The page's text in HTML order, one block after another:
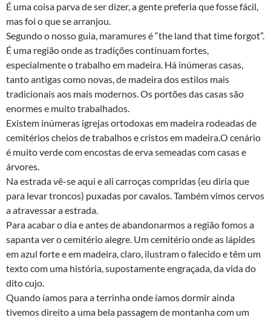
É uma coisa parva de ser dizer, a gente preferia que fosse fácil,
mas foi o que se arranjou.
Segundo o nosso guia, maramures é “the land that time forgot”.
É uma região onde as tradições continuam fortes,
especialmente o trabalho em madeira. Há inúmeras casas,
tanto antigas como novas, de madeira dos estilos mais
tradicionais aos mais modernos. Os portões das casas são
enormes e muito trabalhados.
Existem inúmeras igrejas ortodoxas em madeira rodeadas de
cemitérios cheios de trabalhos e cristos em madeira.O cenário
é muito verde com encostas de erva semeadas com casas e
árvores.
Na estrada vê-se aqui e ali carroças compridas (eu diria que
para levar troncos) puxadas por cavalos. Também vimos cervos
a atravessar a estrada.
Para acabar o dia e antes de abandonarmos a região fomos a
sapanta ver o cemitério alegre. Um cemitério onde as lápides
em azul forte e em madeira, claro, ilustram o falecido e têm um
texto com uma história, supostamente engraçada, da vida do
dito cujo.
Quando íamos para a terrinha onde íamos dormir ainda
tivemos direito a uma bela passagem de montanha com um